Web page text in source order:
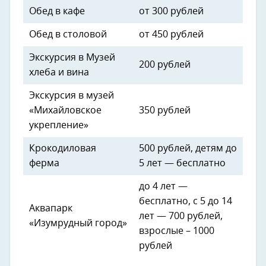
Обед в кафе от 300 рублей
Обед в столовой от 450 рублей
Экскурсия в Музей
хлеба и вина
200 рублей
Экскурсия в музей
«Михайловское
укрепление»
350 рублей
Крокодиловая
ферма
500 рублей, детям до
5 лет — бесплатно
Аквапарк
«Изумрудный город»
до 4 лет —
бесплатно, с 5 до 14
лет — 700 рублей,
взрослые – 1000
рублей